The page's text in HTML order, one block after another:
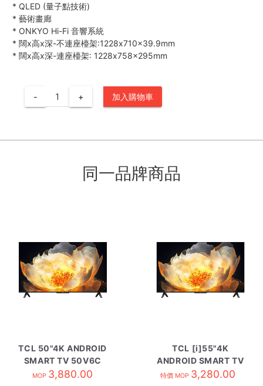
* QLED (量子點技術)
* 藝術畫廊
* ONKYO Hi-Fi 音響系統
* 闊x高x深-不連座檯架:1228x710x39.9mm
* 闊x高x深-連座檯架: 1228x758x295mm
- + 加入購物車
同一品牌商品
TCL 50"4K ANDROID
SMART TV 50V6C
MOP 3,880.00
TCL [i]55"4K
ANDROID SMART TV
55V6C
特價 MOP 3,280.00